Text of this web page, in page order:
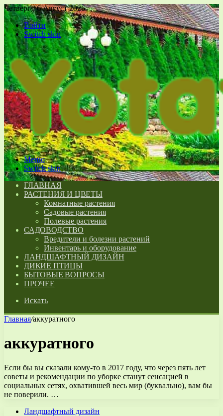
Четверг , 6 Август 2026
Войти
Switch skin
Меню
Switch skin
ГЛАВНАЯ
РАСТЕНИЯ И ЦВЕТЫ
Комнатные растения
Садовые растения
Полевые растения
САДОВОДСТВО
Вредители и болезни растений
Инвентарь и оборудование
ЛАНДШАФТНЫЙ ДИЗАЙН
ДИКИЕ ПТИЦЫ
БЫТОВЫЕ ВОПРОСЫ
ПРОЧЕЕ
Искать
Главная/аккуратного
аккуратного
Если бы вы сказали кому-то в 2017 году, что через пять лет
советы и рекомендации по уборке станут сенсацией в
социальных сетях, охватившей весь мир (буквально), вам бы
не поверили. …
Ландшафтный дизайн